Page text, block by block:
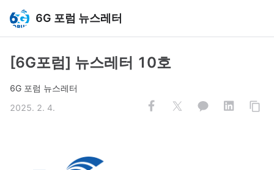
6G 포럼 뉴스레터
[6G포럼] 뉴스레터 10호
6G 포럼 뉴스레터
2025. 2. 4.